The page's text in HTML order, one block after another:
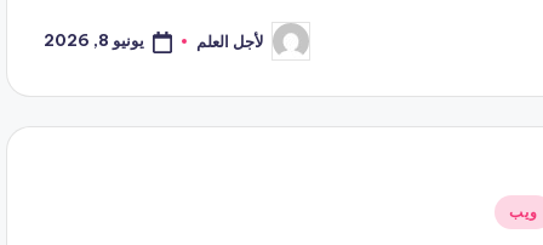
تمّ
النشر
لأجل العلم يونيو 8, 2026
ويب